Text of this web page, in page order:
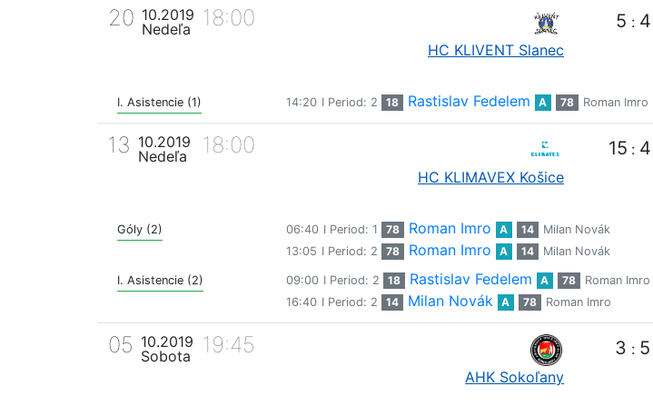
20 10.2019
Nedeľa
18:00
HC KLIVENT Slanec
5 : 4
I. Asistencie (1) 14:20 I Period: 2 18 Rastislav Fedelem A 78 Roman Imro
13 10.2019
Nedeľa
18:00
HC KLIMAVEX Košice
15 : 4
Góly (2) 06:40 I Period: 1 78 Roman Imro A 14
Milan Novák
13:05 I Period: 2 78 Roman Imro A 14 Milan Novák
I. Asistencie (2) 09:00 I Period: 2 18 Rastislav Fedelem A 78
Roman Imro
16:40 I Period: 2 14 Milan Novák A 78 Roman Imro
05 10.2019
Sobota
19:45
AHK Sokoľany
3 : 5